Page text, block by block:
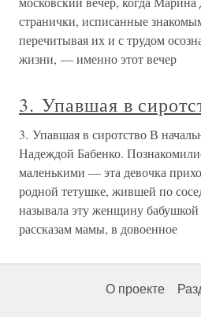
странички, исписанные
перечитывая их и с трудом
жизни, — именно этот вечер
3. Упавшая в
3. Упавшая в сиротство В
Надеждой Бабенко.
маленькими — эта девочка
родной тетушке, жившей по
называла эту женщину
рассказам мамы, в довоенное
О проекте